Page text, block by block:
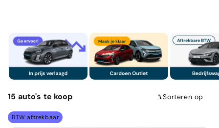
15 auto's te koop Sorteren op
BTW aftrekbaar